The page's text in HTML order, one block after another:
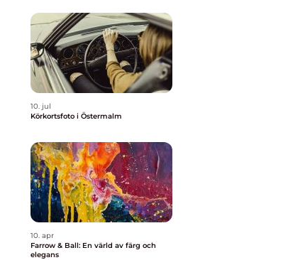
10. jul
Körkortsfoto i Östermalm
10. apr
Farrow & Ball: En värld av färg och
elegans